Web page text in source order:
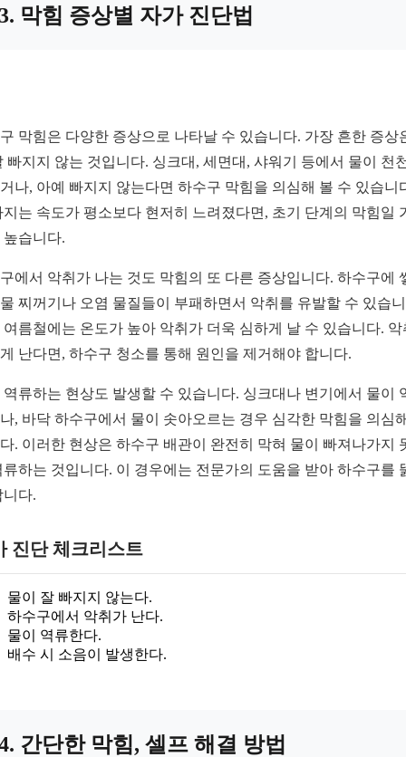
막힘 증상별 자가 진단법
막힘은 다양한 증상으로 나타날 수 있습니다. 가장 흔한 증상
빠지지 않는 것입니다. 싱크대, 세면대, 샤워기 등에서 물이 천
나, 아예 빠지지 않는다면 하수구 막힘을 의심해 볼 수 있습니
지는 속도가 평소보다 현저히 느려졌다면, 초기 단계의 막힘일
높습니다.
에서 악취가 나는 것도 막힘의 또 다른 증상입니다. 하수구에
찌꺼기나 오염 물질들이 부패하면서 악취를 유발할 수 있습
여름철에는 온도가 높아 악취가 더욱 심하게 날 수 있습니다. 악
난다면, 하수구 청소를 통해 원인을 제거해야 합니다.
역류하는 현상도 발생할 수 있습니다. 싱크대나 변기에서 물이
, 바닥 하수구에서 물이 솟아오르는 경우 심각한 막힘을 의심
. 이러한 현상은 하수구 배관이 완전히 막혀 물이 빠져나가지
류하는 것입니다. 이 경우에는 전문가의 도움을 받아 하수구를
니다.
진단 체크리스트
물이 잘 빠지지 않는다.
하수구에서 악취가 난다.
물이 역류한다.
배수 시 소음이 발생한다.
간단한 막힘, 셀프 해결 방법